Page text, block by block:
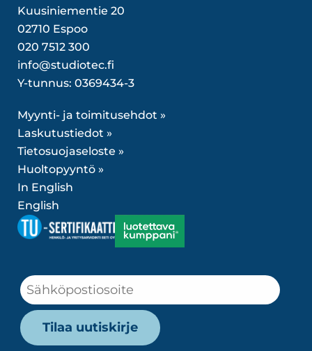
Kuusiniementie 20
02710 Espoo
020 7512 300
info@studiotec.fi
Y-tunnus: 0369434-3
Myynti- ja toimitusehdot »
Laskutustiedot »
Tietosuojaseloste »
Huoltopyyntö »
In English
English